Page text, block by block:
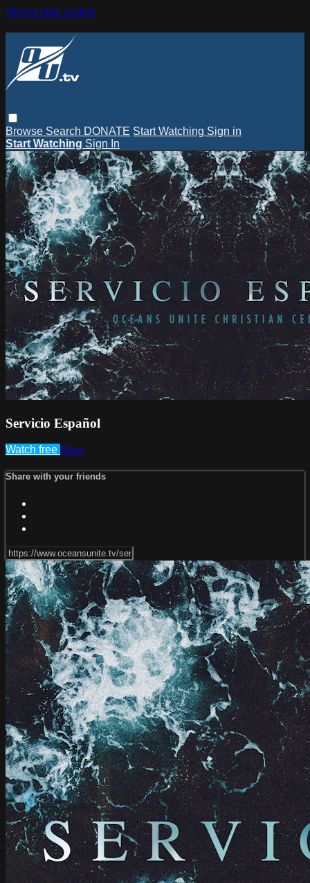
Skip to main content
Browse Search DONATE Start Watching Sign in
Start Watching Sign In
Servicio Español
Watch free Share
Share with your friends